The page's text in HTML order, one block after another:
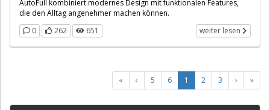
AutoFull kombiniert modernes Design mit funktionalen Features,
die den Alltag angenehmer machen können.
0
262 651 weiter lesen
« ‹ 5 6 1 2 3 › »